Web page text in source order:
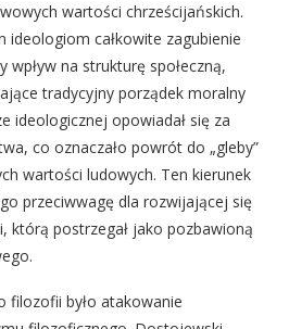
wartości chrześcijańskich.
ideologiom całkowite zagubienie
na strukturę społeczną,
tradycyjny porządek moralny
ideologicznej opowiadał się za
co oznaczało powrót do „gleby”
wartości ludowych. Ten kierunek
przeciwwagę dla rozwijającej się
którą postrzegał jako pozbawioną
filozofii było atakowanie